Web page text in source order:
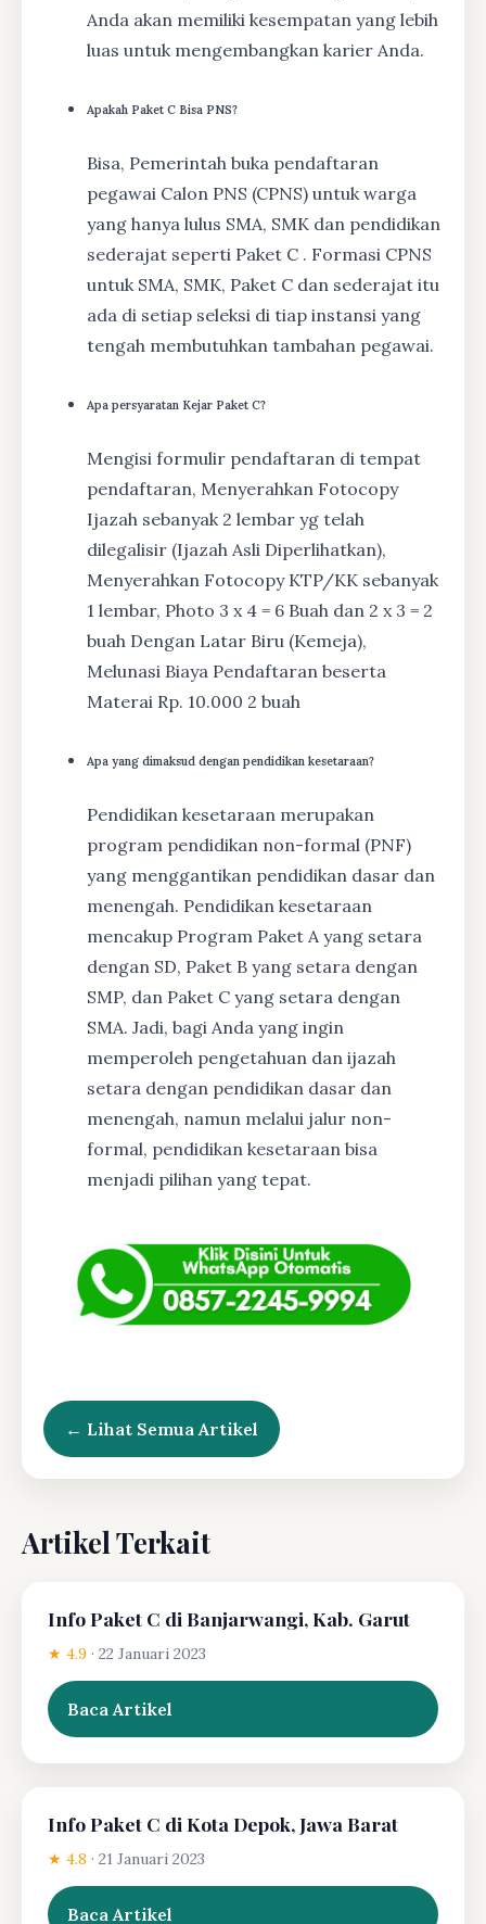
Anda akan memiliki kesempatan yang lebih
luas untuk mengembangkan karier Anda.
Apakah Paket C Bisa PNS?
Bisa, Pemerintah buka pendaftaran
pegawai Calon PNS (CPNS) untuk warga
yang hanya lulus SMA, SMK dan pendidikan
sederajat seperti Paket C . Formasi CPNS
untuk SMA, SMK, Paket C dan sederajat itu
ada di setiap seleksi di tiap instansi yang
tengah membutuhkan tambahan pegawai.
Apa persyaratan Kejar Paket C?
Mengisi formulir pendaftaran di tempat
pendaftaran, Menyerahkan Fotocopy
Ijazah sebanyak 2 lembar yg telah
dilegalisir (Ijazah Asli Diperlihatkan),
Menyerahkan Fotocopy KTP/KK sebanyak
1 lembar, Photo 3 x 4 = 6 Buah dan 2 x 3 = 2
buah Dengan Latar Biru (Kemeja),
Melunasi Biaya Pendaftaran beserta
Materai Rp. 10.000 2 buah
Apa yang dimaksud dengan pendidikan kesetaraan?
Pendidikan kesetaraan merupakan
program pendidikan non-formal (PNF)
yang menggantikan pendidikan dasar dan
menengah. Pendidikan kesetaraan
mencakup Program Paket A yang setara
dengan SD, Paket B yang setara dengan
SMP, dan Paket C yang setara dengan
SMA. Jadi, bagi Anda yang ingin
memperoleh pengetahuan dan ijazah
setara dengan pendidikan dasar dan
menengah, namun melalui jalur non-
formal, pendidikan kesetaraan bisa
menjadi pilihan yang tepat.
← Lihat Semua Artikel
Artikel Terkait
Info Paket C di Banjarwangi, Kab. Garut
★ 4.9 · 22 Januari 2023
Baca Artikel
Info Paket C di Kota Depok, Jawa Barat
★ 4.8 · 21 Januari 2023
Baca Artikel